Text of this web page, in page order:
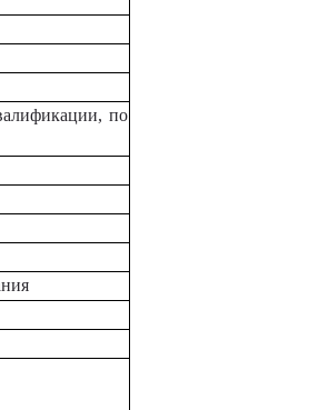
по